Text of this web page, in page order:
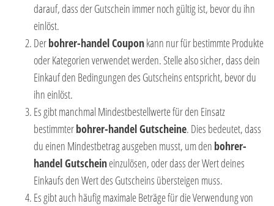
darauf, dass der Gutschein immer noch gültig ist, bevor du ihn
einlöst.
Derbohrer-handel Couponkann nur für bestimmte Produkte
oder Kategorien verwendet werden. Stelle also sicher, dass dein
Einkauf den Bedingungen des Gutscheins entspricht, bevor du
ihn einlöst.
Es gibt manchmal Mindestbestellwerte für den Einsatz
bestimmterbohrer-handel Gutscheine. Dies bedeutet, dass
du einen Mindestbetrag ausgeben musst, um den bohrer-
handel Gutscheineinzulösen, oder dass der Wert deines
Einkaufs den Wert des Gutscheins übersteigen muss.
Es gibt auch häufig maximale Beträge für die Verwendung von